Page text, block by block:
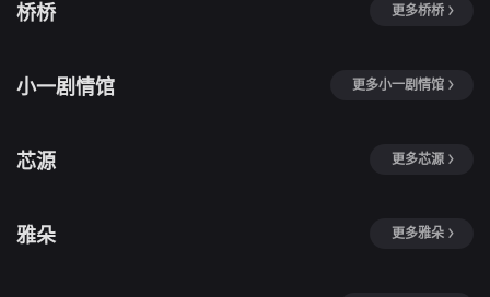
桥桥 更多桥桥
小一剧情馆 更多小一剧情馆
芯源 更多芯源
雅朵 更多雅朵